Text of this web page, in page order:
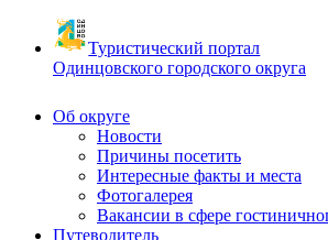
Туристический портал
Одинцовского городского округа
Об округе
Новости
Причины посетить
Интересные факты и места
Фотогалерея
Вакансии в сфере
Путеводитель